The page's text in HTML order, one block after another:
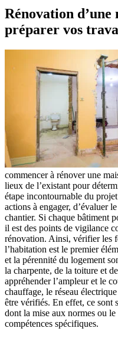
Rénovation d’une
préparer vos
commencer à rénover une
lieux de l’existant pour
étape incontournable du
actions à engager, d’évaluer
chantier. Si chaque bâtiment
il est des points de vigilance
rénovation. Ainsi, vérifier les
l’habitation est le premier
et la pérennité du logement
la charpente, de la toiture et
appréhender l’ampleur et le
chauffage, le réseau
être vérifiés. En effet, ce sont
dont la mise aux normes ou le
compétences spécifiques.